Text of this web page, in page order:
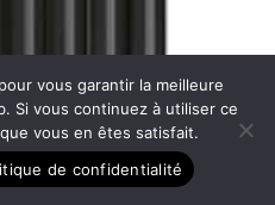
vous garantir la meilleure
Si vous continuez à utiliser ce
vous en êtes satisfait.
de confidentialité